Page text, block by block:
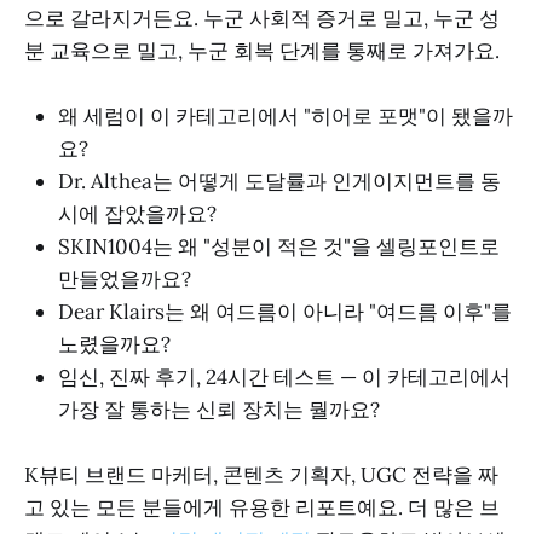
으로 갈라지거든요. 누군 사회적 증거로 밀고, 누군 성
분 교육으로 밀고, 누군 회복 단계를 통째로 가져가요.
왜 세럼이 이 카테고리에서 "히어로 포맷"이 됐을까
요?
Dr. Althea는 어떻게 도달률과 인게이지먼트를 동
시에 잡았을까요?
SKIN1004는 왜 "성분이 적은 것"을 셀링포인트로
만들었을까요?
Dear Klairs는 왜 여드름이 아니라 "여드름 이후"를
노렸을까요?
임신, 진짜 후기, 24시간 테스트 — 이 카테고리에서
가장 잘 통하는 신뢰 장치는 뭘까요?
K뷰티 브랜드 마케터, 콘텐츠 기획자, UGC 전략을 짜
고 있는 모든 분들에게 유용한 리포트예요. 더 많은 브